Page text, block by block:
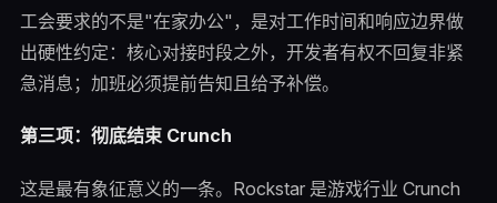
工会要求的不是"在家办公"，是对工作时间和响应边界做
出硬性约定：核心对接时段之外，开发者有权不回复非紧
急消息；加班必须提前告知且给予补偿。
第三项：彻底结束 Crunch
这是最有象征意义的一条。Rockstar 是游戏行业 Crunch